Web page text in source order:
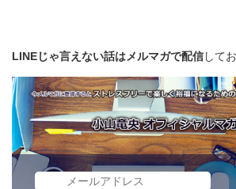
LINEじゃ言えない話はメルマガで配信して